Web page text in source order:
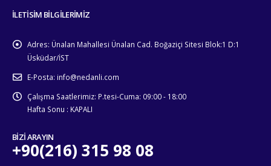
İLETİSİM BİLGİLERİMİZ
Adres: Ünalan Mahallesi Ünalan Cad. Boğaziçi Sitesi Blok:1 D:1
Üsküdar/İST
E-Posta: info@nedanli.com
Çalışma Saatlerimiz: P.tesi-Cuma: 09:00 - 18:00
Hafta Sonu : KAPALI
BİZİ ARAYIN
+90(216) 315 98 08